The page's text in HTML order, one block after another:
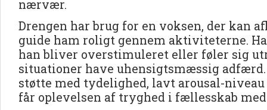
nærvær.
Drengen har brug for en voksen, der kan
guide ham roligt gennem aktiviteterne.
han bliver overstimuleret eller føler sig
situationer have uhensigtsmæssig
støtte med tydelighed, lavt arousal-niveau
får oplevelsen af tryghed i fællesskab